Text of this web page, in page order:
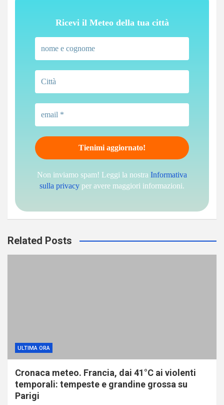
Ricevi il Meteo della tua città
Non inviamo spam! Leggi la nostra Informativa
sulla privacy per avere maggiori informazioni.
Related Posts
ULTIMA ORA
Cronaca meteo. Francia, dai 41°C ai violenti
temporali: tempeste e grandine grossa su
Parigi